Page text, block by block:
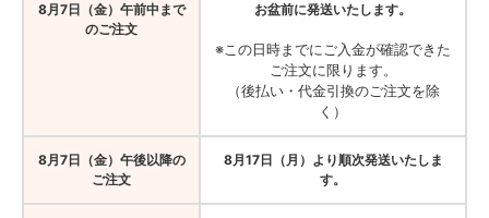
8月7日（金）午前中まで
のご注文
お盆前に発送いたします。
※この日時までにご入金が確認できた
ご注文に限ります。
（後払い・代金引換のご注文を除
く）
8月7日（金）午後以降の
ご注文
8月17日（月）より順次発送いたしま
す。